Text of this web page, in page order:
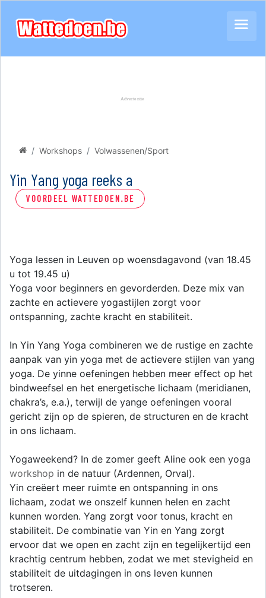
Workshops Volwassenen/Sport
Yin Yang yoga reeks a
VOORDEEL WATTEDOEN.BE
Yoga lessen in Leuven op woensdagavond (van 18.45
u tot 19.45 u)
Yoga voor beginners en gevorderden. Deze mix van
zachte en actievere yogastijlen zorgt voor
ontspanning, zachte kracht en stabiliteit.
In Yin Yang Yoga combineren we de rustige en zachte
aanpak van yin yoga met de actievere stijlen van yang
yoga. De yinne oefeningen hebben meer effect op het
bindweefsel en het energetische lichaam (meridianen,
chakra’s, e.a.), terwijl de yange oefeningen vooral
gericht zijn op de spieren, de structuren en de kracht
in ons lichaam.
Yogaweekend? In de zomer geeft Aline ook een yoga
workshop in de natuur (Ardennen, Orval).
Yin creëert meer ruimte en ontspanning in ons
lichaam, zodat we onszelf kunnen helen en zacht
kunnen worden. Yang zorgt voor tonus, kracht en
stabiliteit. De combinatie van Yin en Yang zorgt
ervoor dat we open en zacht zijn en tegelijkertijd een
krachtig centrum hebben, zodat we met stevigheid en
stabiliteit de uitdagingen in ons leven kunnen
trotseren.